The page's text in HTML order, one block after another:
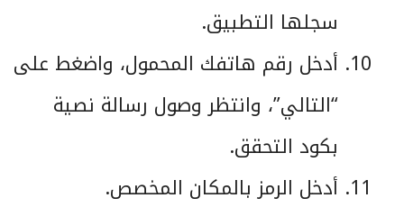
سجلها التطبيق.
أدخل رقم هاتفك المحمول، واضغط على
“التالي”، وانتظر وصول رسالة نصية
بكود التحقق.
أدخل الرمز بالمكان المخصص.